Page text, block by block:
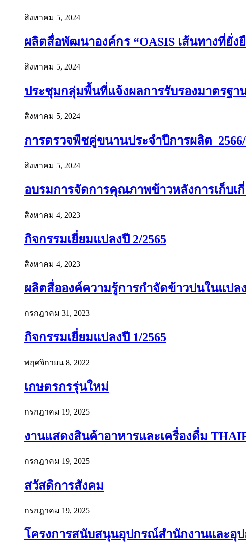
สิงหาคม 5, 2024
ผลิตสื่อพัฒนาองค์กร “OASIS เส้นทางที่ยั่ง
สิงหาคม 5, 2024
ประชุมกลุ่มพื้นที่แจ้งผลการรับรองมาตรฐา
สิงหาคม 5, 2024
การตรวจพืชคู่ขนานประจำปีการผลิต 2566/
สิงหาคม 5, 2024
อบรมการจัดการคุณภาพข้าวหลังการเก็บเกี่
สิงหาคม 4, 2023
กิจกรรมเยี่ยมแปลงปี 2/2565
สิงหาคม 4, 2023
ผลิตสื่อองค์ความรู้การกำจัดข้าวปนในแปล
กรกฎาคม 31, 2023
กิจกรรมเยี่ยมแปลงปี 1/2565
พฤศจิกายน 8, 2022
เกษตรกรรุ่นใหม่
กรกฎาคม 19, 2025
งานแสดงสินค้าอาหารและเครื่องดื่ม
กรกฎาคม 19, 2025
สวัสดิการสังคม
กรกฎาคม 19, 2025
โครงการสนับสนุนอุปกรณ์สำนักงานและอุ